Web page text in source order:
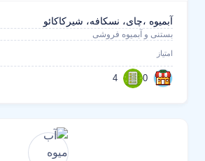
آبمیوه ،چای، نسکافه، شیرکاکائو
بستنی و آبمیوه فروشی
امتیاز
0
4